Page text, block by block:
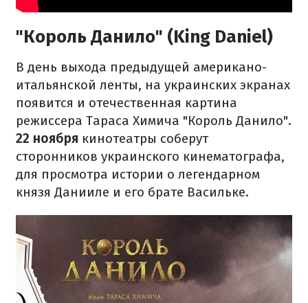
"Король Данило" (King Daniel)
В день выхода предыдущей американо-
итальянской ленты, на украинских экранах
появится и отечественная картина
режиссера Тараса Химича "Король Данило".
22 ноября кинотеатры соберут
сторонников украинского кинематографа,
для просмотра истории о легендарном
князя Данииле и его брате Васильке.